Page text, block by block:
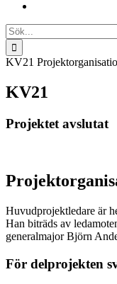
Sök
efter:
KV21
KV21
Projektet avslutat
Huvudprojektledare är
Han biträds av
generalmajor Björn
För delprojekten